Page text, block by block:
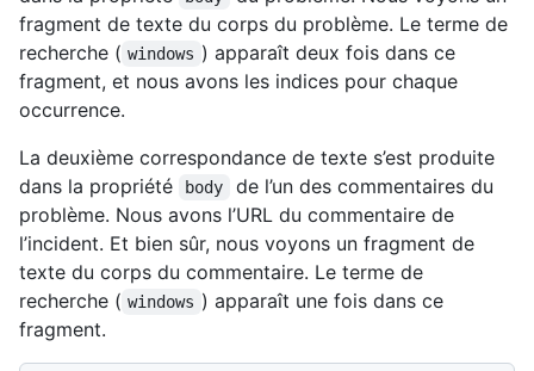
fragment de texte du corps du problème. Le terme de
recherche ( windows ) apparaît deux fois dans ce
fragment, et nous avons les indices pour chaque
occurrence.
La deuxième correspondance de texte s’est produite
dans la propriété
body
de l’un des commentaires du
problème. Nous avons l’URL du commentaire de
l’incident. Et bien sûr, nous voyons un fragment de
texte du corps du commentaire. Le terme de
recherche ( windows ) apparaît une fois dans ce
fragment.